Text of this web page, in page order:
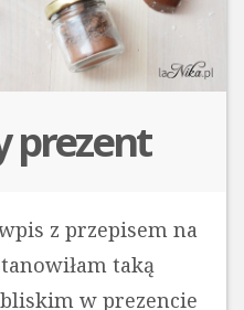
prezent
z przepisem na
taką
w prezencie